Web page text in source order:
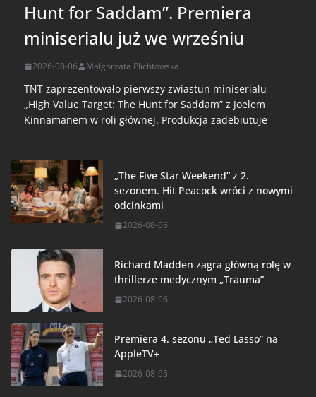
Hunt for Saddam”. Premiera
miniserialu już we wrześniu
2026-08-06 Małgorzata Plichtowska
TNT zaprezentowało pierwszy zwiastun miniserialu
„High Value Target: The Hunt for Saddam” z Joelem
Kinnamanem w roli głównej. Produkcja zadebiutuje
„The Five Star Weekend” z 2.
sezonem. Hit Peacock wróci z nowymi
odcinkami
2026-08-06
Richard Madden zagra główną rolę w
thrillerze medycznym „Trauma”
2026-08-06
Premiera 4. sezonu „Ted Lasso” na
AppleTV+
2026-08-05